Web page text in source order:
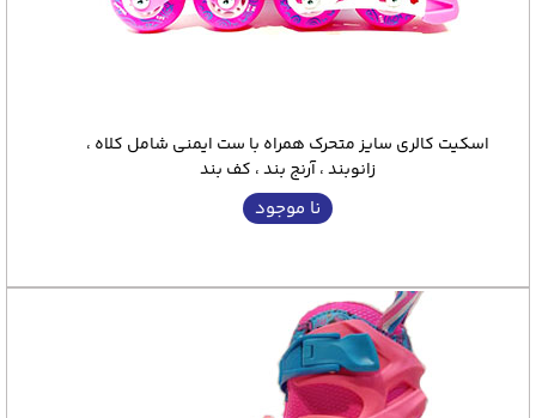
اسکیت کالری سایز متحرک همراه با ست ایمنی شامل کلاه ،
زانوبند ، آرنج بند ، کف بند
نا موجود